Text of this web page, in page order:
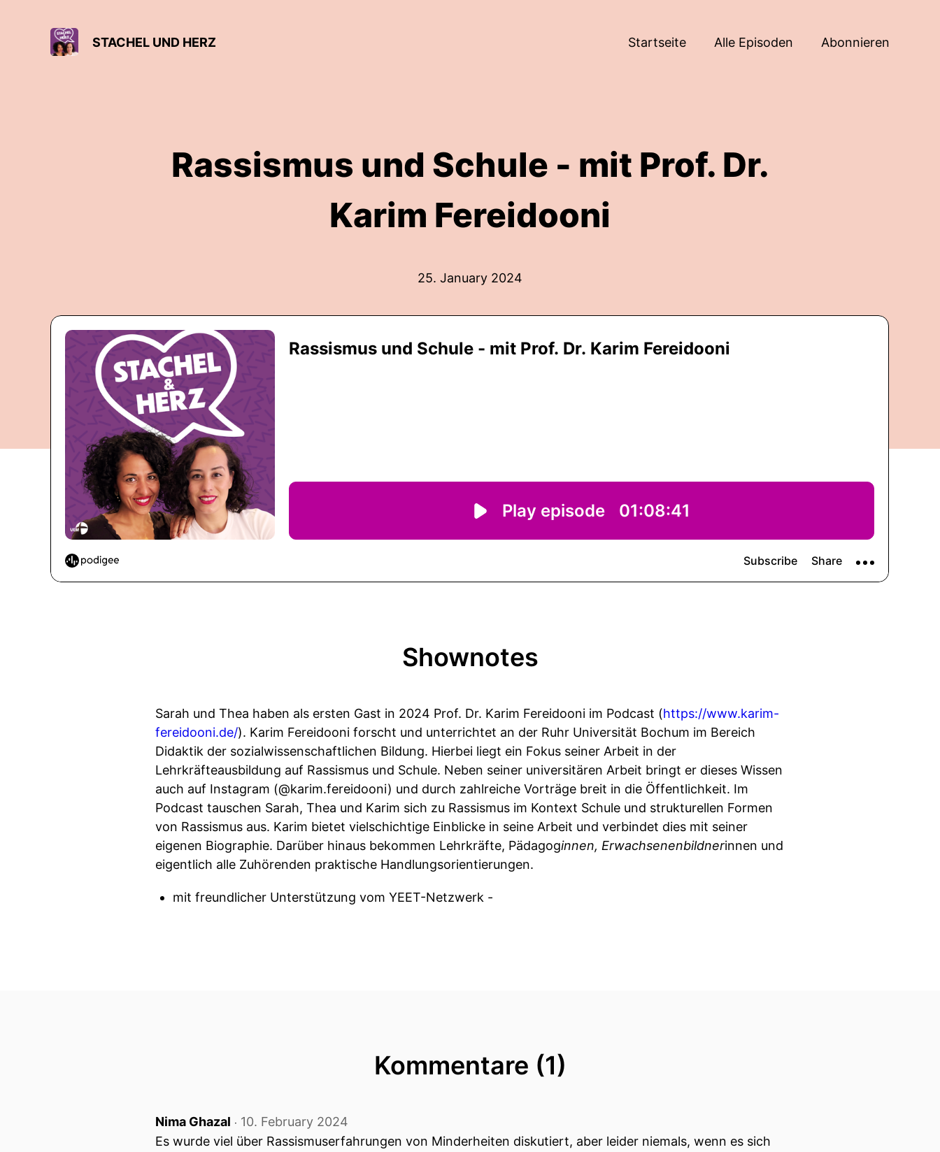
STACHEL UND HERZ Startseite Alle Episoden Abonnieren
Rassismus und Schule - mit Prof. Dr.
Karim Fereidooni
25. January 2024
Shownotes
Sarah und Thea haben als ersten Gast in 2024 Prof. Dr. Karim Fereidooni im Podcast (https://www.karim-
fereidooni.de/). Karim Fereidooni forscht und unterrichtet an der Ruhr Universität Bochum im Bereich
Didaktik der sozialwissenschaftlichen Bildung. Hierbei liegt ein Fokus seiner Arbeit in der
Lehrkräfteausbildung auf Rassismus und Schule. Neben seiner universitären Arbeit bringt er dieses Wissen
auch auf Instagram (@karim.fereidooni) und durch zahlreiche Vorträge breit in die Öffentlichkeit. Im
Podcast tauschen Sarah, Thea und Karim sich zu Rassismus im Kontext Schule und strukturellen Formen
von Rassismus aus. Karim bietet vielschichtige Einblicke in seine Arbeit und verbindet dies mit seiner
eigenen Biographie. Darüber hinaus bekommen Lehrkräfte, Pädagoginnen, Erwachsenenbildnerinnen und
eigentlich alle Zuhörenden praktische Handlungsorientierungen.
mit freundlicher Unterstützung vom YEET-Netzwerk -
Kommentare (1)
Nima Ghazal ‧ 10. February 2024
Es wurde viel über Rassismuserfahrungen von Minderheiten diskutiert, aber leider niemals, wenn es sich